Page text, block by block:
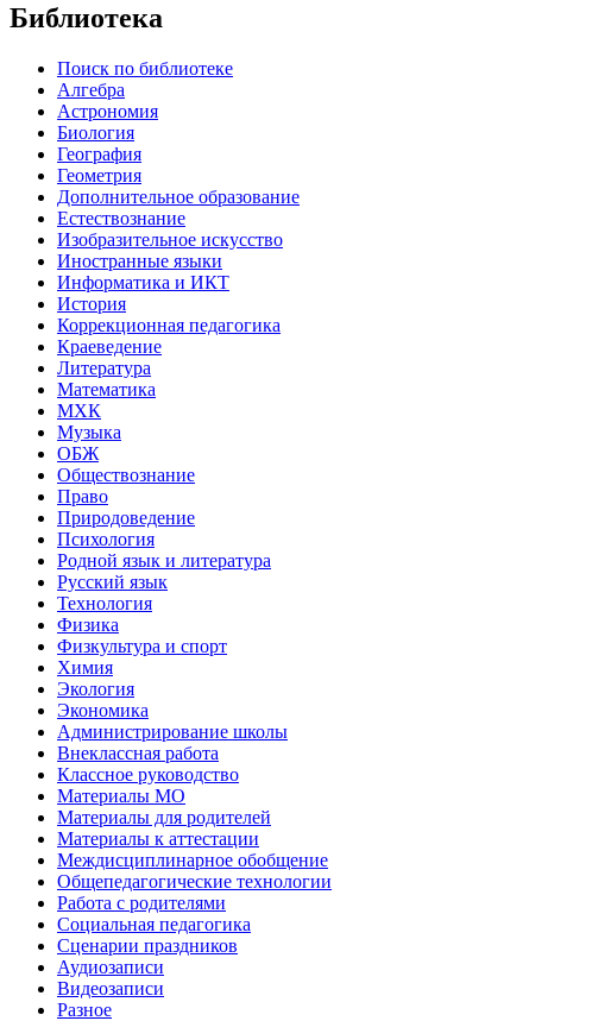
Библиотека
Поиск по библиотеке
Алгебра
Астрономия
Биология
География
Геометрия
Дополнительное образование
Естествознание
Изобразительное искусство
Иностранные языки
Информатика и ИКТ
История
Коррекционная педагогика
Краеведение
Литература
Математика
МХК
Музыка
ОБЖ
Обществознание
Право
Природоведение
Психология
Родной язык и литература
Русский язык
Технология
Физика
Физкультура и спорт
Химия
Экология
Экономика
Администрирование школы
Внеклассная работа
Классное руководство
Материалы МО
Материалы для родителей
Материалы к аттестации
Междисциплинарное обобщение
Общепедагогические технологии
Работа с родителями
Социальная педагогика
Сценарии праздников
Аудиозаписи
Видеозаписи
Разное